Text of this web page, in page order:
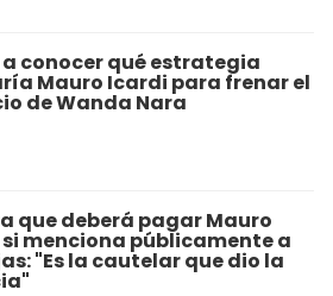
a conocer qué estrategia
Mauro Icardi para frenar el
de Wanda Nara
que deberá pagar Mauro
menciona públicamente a
"Es la cautelar que dio la